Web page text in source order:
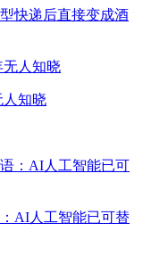
快递后直接变成酒
人知晓
AI人工智能已可替